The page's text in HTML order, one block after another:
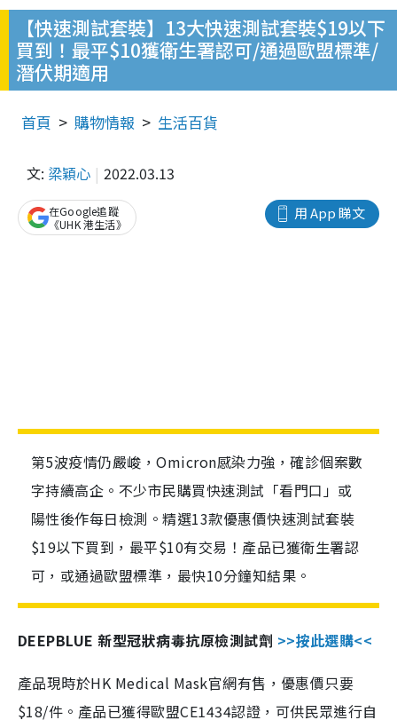
【快速測試套裝】13大快速測試套裝$19以下
買到！最平$10獲衛生署認可/通過歐盟標準/
潛伏期適用
首頁 購物情報 生活百貨
文: 梁穎心 2022.03.13
用 App 睇文
在Google追蹤
《UHK 港生活》
第5波疫情仍嚴峻，Omicron感染力強，確診個案數
字持續高企。不少市民購買快速測試「看門口」或
陽性後作每日檢測。精選13款優惠價快速測試套裝
$19以下買到，最平$10有交易！產品已獲衛生署認
可，或通過歐盟標準，最快10分鐘知結果。
DEEPBLUE 新型冠狀病毒抗原檢測試劑 >>按此選購<<
產品現時於HK Medical Mask官網有售，優惠價只要
$18/件。產品已獲得歐盟CE1434認證，可供民眾進行自